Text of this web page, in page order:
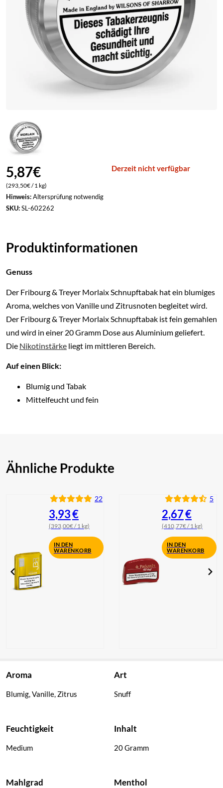
5,87€
(293,50€ / 1 kg)
Derzeit nicht verfügbar
Hinweis:Altersprüfung notwendig
SKU:SL-602262
Produktinformationen
Genuss
Der Fribourg & Treyer Morlaix Schnupftabak hat ein blumiges
Aroma, welches von Vanille und Zitrusnoten begleitet wird.
Der Fribourg & Treyer Morlaix Schnupftabak ist fein gemahlen
und wird in einer 20 Gramm Dose aus Aluminium geliefert.
Die Nikotinstärke liegt im mittleren Bereich.
Auf einen Blick:
Blumig und Tabak
Mittelfeucht und fein
Ähnliche Produkte
Schnupftabak
22
3,93€
(393,00€ / 1 kg)
IN DEN
WARENKORB
Club Snuff
5
2,67€
(410,77€ / 1 kg)
IN DEN
WARENKORB
Aroma
Blumig, Vanille, Zitrus
Art
Snuff
Feuchtigkeit
Medium
Inhalt
20 Gramm
Mahlgrad Menthol
Neffa Ifrikia
Pfälzer Land Snuff
Viking Snuff
ELFLIQ by Elf Bar